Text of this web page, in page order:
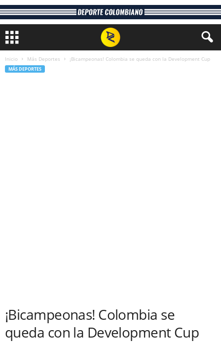
Inicio Más Deportes ¡Bicampeonas! Colombia se queda con la Development Cup
MÁS DEPORTES
¡Bicampeonas! Colombia se
queda con la Development Cup